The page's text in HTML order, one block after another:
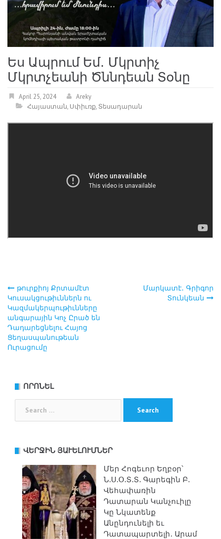
Ես Ապրում Եմ․ Մկրտիչ
Մկրտչեանի Ծննդեան Տօնը
April 25, 2024
Areky
Հայաստան, Սփիւռք, Տեսադարան
Post
navigation
թուրքիոյ Քրտամէտ
Կուսակցութիւններն ու
Կազմակերպութիւնները
անգարային Կոչ Ըրած են
Դադարեցնելու Հայոց
Ցեղասպանութեան
Ուրացումը
Մարկատէ․ Գրիգոր
Տունկեան
ՈՐՈՆԵԼ
ՎԵՐՋԻՆ ՅԱՒԵԼՈՒՄՆԵՐ
Մեր Հոգեւոր Եղբօր՝
Ն.Ս.Օ.Տ.Տ. Գարեգին Բ.
Վեհափառին
Դատարան Կանչուիլը
Կը Նկատենք
Անընդունելի եւ
Դատապարտելի․ Արամ